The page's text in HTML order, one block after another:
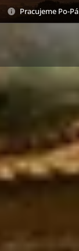
Pracujeme Po-Pá